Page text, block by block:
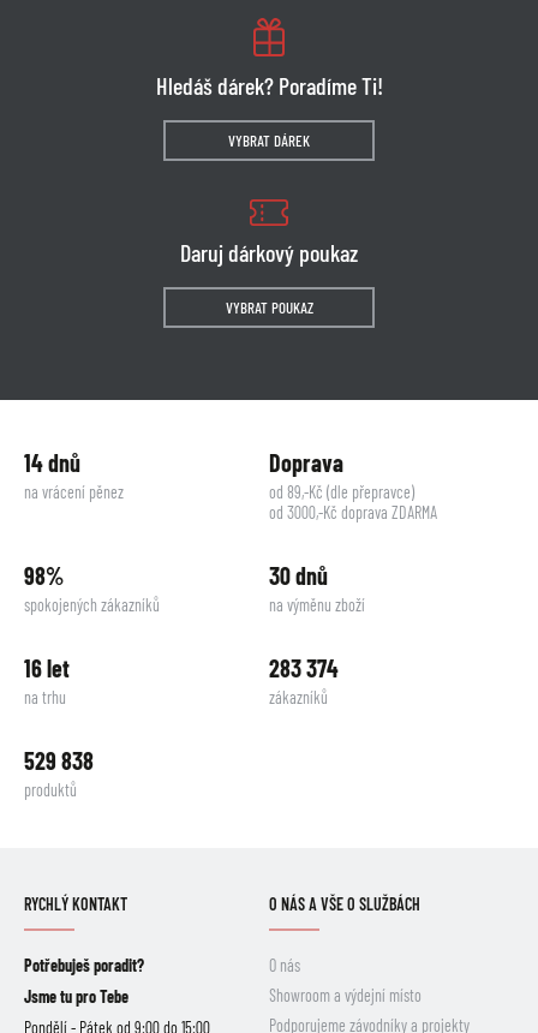
Hledáš dárek? Poradíme Ti!
VYBRAT DÁREK
Daruj dárkový poukaz
VYBRAT POUKAZ
14 dnů
na vrácení pěnez
Doprava
od 89,-Kč (dle přepravce)
od 3000,-Kč doprava ZDARMA
98%
spokojených zákazníků
30 dnů
na výměnu zboží
16 let
na trhu
283 374
zákazníků
529 838
produktů
RYCHLÝ KONTAKT
Potřebuješ poradit?
Jsme tu pro Tebe
Pondělí - Pátek od 9:00 do 15:00
O NÁS A VŠE O SLUŽBÁCH
O nás
Showroom a výdejní místo
Podporujeme závodníky a projekty